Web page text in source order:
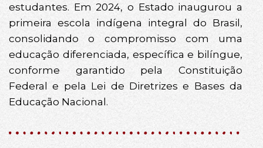
estudantes. Em 2024, o Estado inaugurou a
primeira escola indígena integral do Brasil,
consolidando o compromisso com uma
educação diferenciada, específica e bilíngue,
conforme garantido pela Constituição
Federal e pela Lei de Diretrizes e Bases da
Educação Nacional.